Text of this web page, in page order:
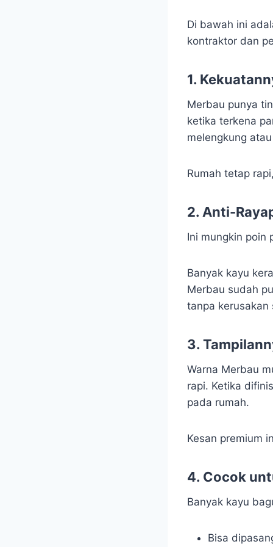
Di bawah ini
kontraktor dan
1.
Merbau punya
ketika terkena
melengkung
Rumah tetap
2. Anti-
Ini mungkin poin
Banyak kayu
Merbau sudah
tanpa kerusakan
3.
Warna Merbau
rapi. Ketika
pada rumah.
Kesan premium
4. Cocok
Banyak kayu
Bisa